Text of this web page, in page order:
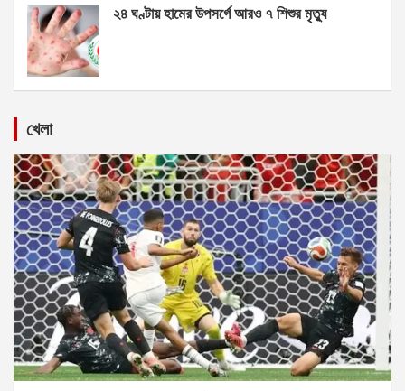
২৪ ঘণ্টায় হামের উপসর্গে আরও ৭ শিশুর মৃত্যু
খেলা